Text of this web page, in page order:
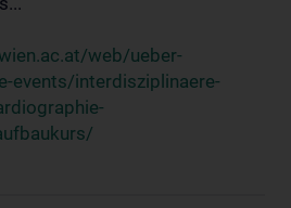
web/ueber-
events/interdisziplinaere-